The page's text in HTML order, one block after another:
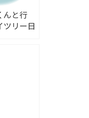
んと行
ツリー日